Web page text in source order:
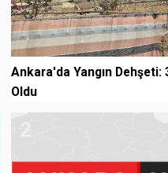
Ankara'da Yangın
Oldu
2